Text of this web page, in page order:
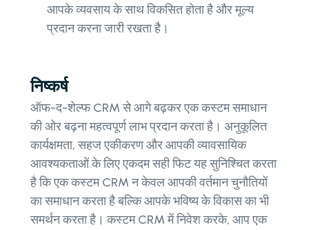
आपके व्यवसाय के साथ विकसित होता है और मूल्य
प्रदान करना जारी रखता है।
निष्कर्ष
ऑफ-द-शेल्फ CRM से आगे बढ़कर एक कस्टम समाधान
की ओर बढ़ना महत्वपूर्ण लाभ प्रदान करता है। अनुकूलित
कार्यक्षमता, सहज एकीकरण और आपकी व्यावसायिक
आवश्यकताओं के लिए एकदम सही फिट यह सुनिश्चित करता
है कि एक कस्टम CRM न केवल आपकी वर्तमान चुनौतियों
का समाधान करता है बल्कि आपके भविष्य के विकास का भी
समर्थन करता है। कस्टम CRM में निवेश करके, आप एक